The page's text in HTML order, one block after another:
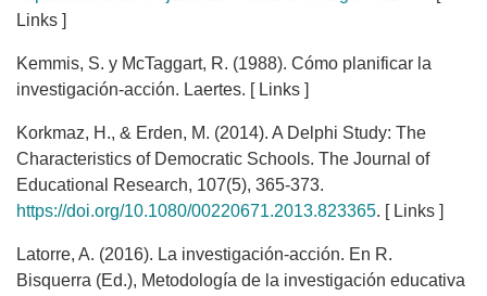
Links ]
Kemmis, S. y McTaggart, R. (1988). Cómo planificar la
investigación-acción. Laertes. [ Links ]
Korkmaz, H., & Erden, M. (2014). A Delphi Study: The
Characteristics of Democratic Schools. The Journal of
Educational Research, 107(5), 365-373.
https://doi.org/10.1080/00220671.2013.823365. [ Links ]
Latorre, A. (2016). La investigación-acción. En R.
Bisquerra (Ed.), Metodología de la investigación educativa